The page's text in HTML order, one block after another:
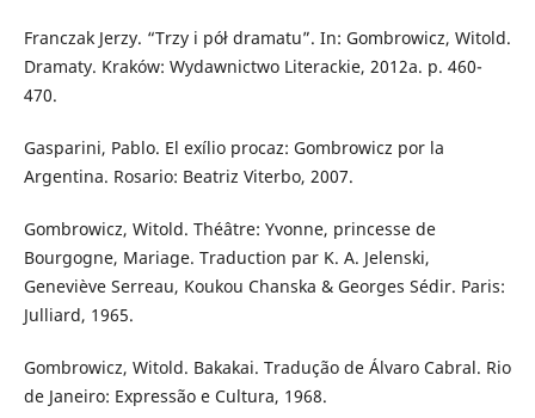
Franczak Jerzy. “Trzy i pół dramatu”. In: Gombrowicz, Witold.
Dramaty. Kraków: Wydawnictwo Literackie, 2012a. p. 460-
470.
Gasparini, Pablo. El exílio procaz: Gombrowicz por la
Argentina. Rosario: Beatriz Viterbo, 2007.
Gombrowicz, Witold. Théâtre: Yvonne, princesse de
Bourgogne, Mariage. Traduction par K. A. Jelenski,
Geneviève Serreau, Koukou Chanska & Georges Sédir. Paris:
Julliard, 1965.
Gombrowicz, Witold. Bakakai. Tradução de Álvaro Cabral. Rio
de Janeiro: Expressão e Cultura, 1968.